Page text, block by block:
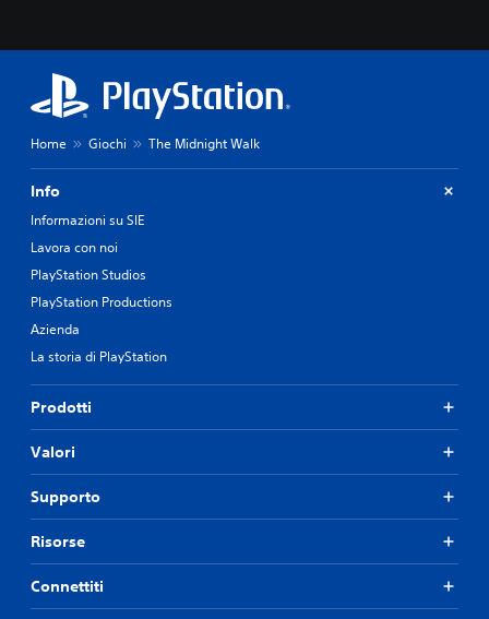
Home Giochi The Midnight Walk
Info
Informazioni su SIE
Lavora con noi
PlayStation Studios
PlayStation Productions
Azienda
La storia di PlayStation
Prodotti
Valori
Supporto
Risorse
Connettiti